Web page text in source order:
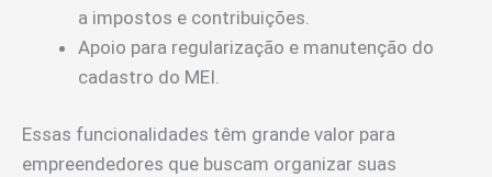
a impostos e contribuições.
Apoio para regularização e manutenção do
cadastro do MEI.
Essas funcionalidades têm grande valor para
empreendedores que buscam organizar suas